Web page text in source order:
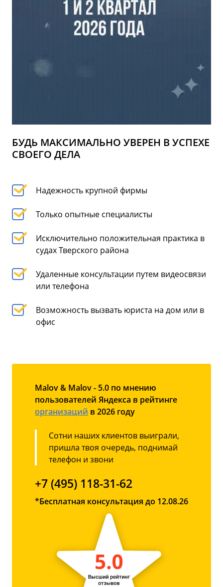
БУДЬ МАКСИМАЛЬНО УВЕРЕН В УСПЕХЕ
СВОЕГО ДЕЛА
Надежность крупной фирмы
Только опытные специалисты
Исключительно положительная практика в
судах Тверского района
Удаленные консультации путем видеосвязи
или телефона
Возможность вызвать юриста на дом или в
офис
Malov & Malov - 5.0 по мнению
пользователей Яндекса в рейтинге
организаций в 2026 году
Сотни наших клиентов выиграли,
пришла твоя очередь, поднимай
телефон и звони
+7 (495) 118-31-62
*Бесплатная консультация до 12.08.26